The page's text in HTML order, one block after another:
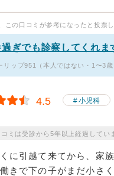
この口コミが参考になったと投票し
ぎでも診察してくれま
リップ951（本人ではない・1〜3歳
4.5 小児科
コミは受診から5年以上経過してい
に引越て来てから、家
きで下の子がまだ小さ